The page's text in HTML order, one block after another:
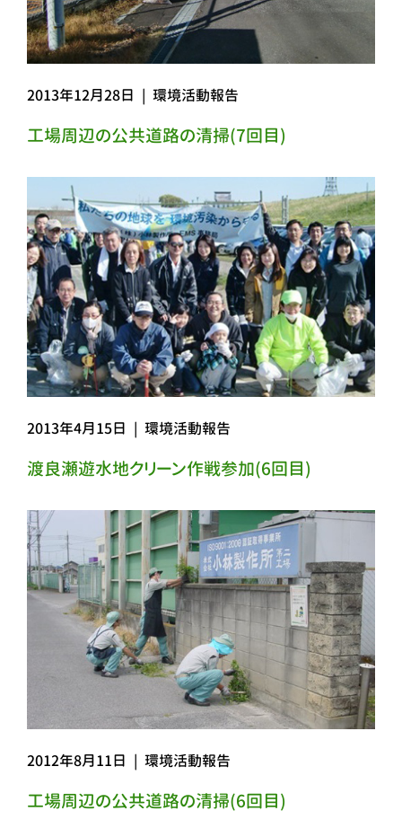
2013年12月28日 | 環境活動報告
工場周辺の公共道路の清掃(7回目)
2013年4月15日 | 環境活動報告
渡良瀬遊水地クリーン作戦参加(6回目)
2012年8月11日 | 環境活動報告
工場周辺の公共道路の清掃(6回目)